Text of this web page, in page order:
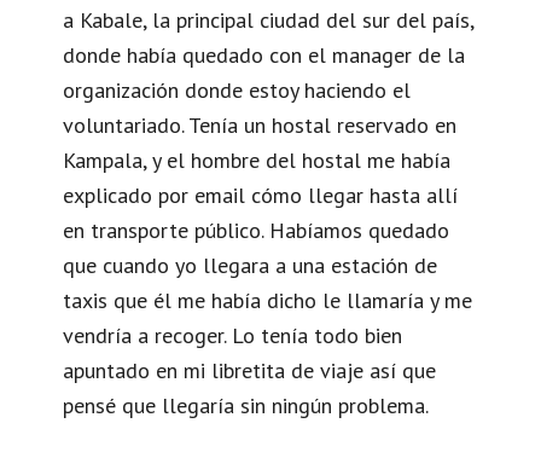
a Kabale, la principal ciudad del sur del país,
donde había quedado con el manager de la
organización donde estoy haciendo el
voluntariado. Tenía un hostal reservado en
Kampala, y el hombre del hostal me había
explicado por email cómo llegar hasta allí
en transporte público. Habíamos quedado
que cuando yo llegara a una estación de
taxis que él me había dicho le llamaría y me
vendría a recoger. Lo tenía todo bien
apuntado en mi libretita de viaje así que
pensé que llegaría sin ningún problema.